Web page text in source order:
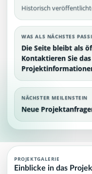
Historisch
WAS ALS NÄCHSTES
Die Seite bleibt als
Kontaktieren Sie
NÄCHSTER MEILENSTEIN
Neue
Fachkraft
Fachkraft Maschinenbau
PROJEKTGALERIE
Einblicke in das